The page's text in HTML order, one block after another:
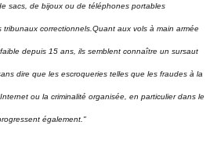
sacs, de bijoux ou de téléphones portables
correctionnels.Quant aux vols à main armée
depuis 15 ans, ils semblent connaître un sursaut
dire que les escroqueries telles que les fraudes à la
ou la criminalité organisée, en particulier dans le
également."